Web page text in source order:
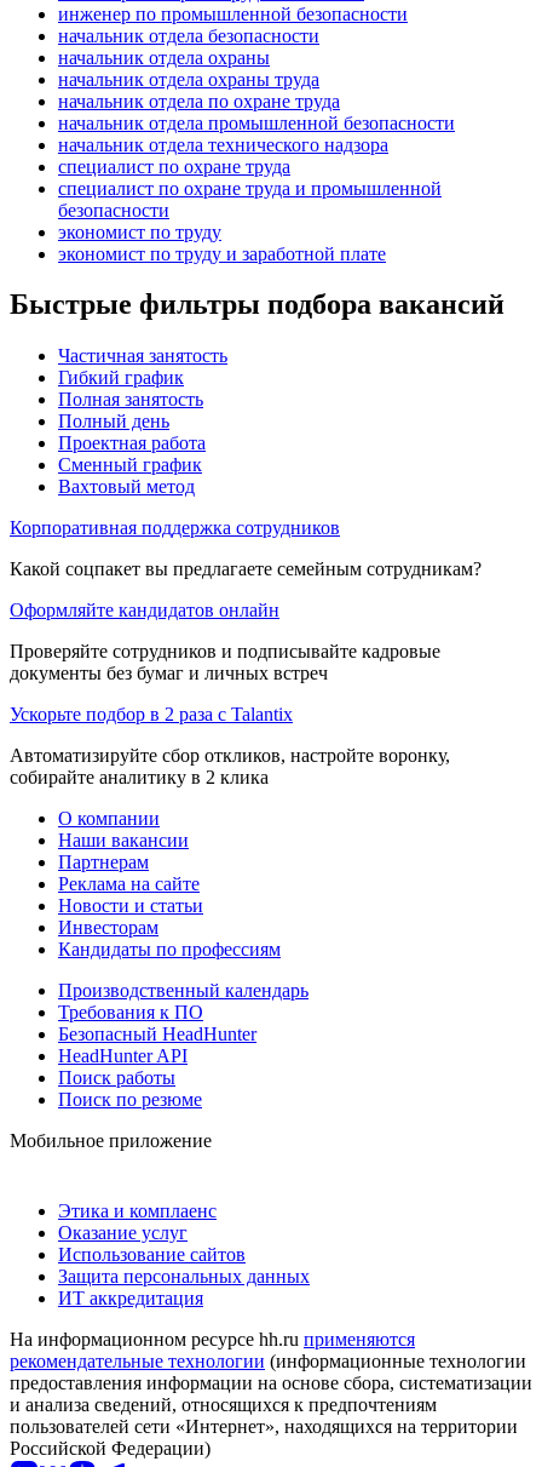
инженер по промышленной безопасности
начальник отдела безопасности
начальник отдела охраны
начальник отдела охраны труда
начальник отдела по охране труда
начальник отдела промышленной безопасности
начальник отдела технического надзора
специалист по охране труда
специалист по охране труда и промышленной
безопасности
экономист по труду
экономист по труду и заработной плате
Быстрые фильтры подбора вакансий
Частичная занятость
Гибкий график
Полная занятость
Полный день
Проектная работа
Сменный график
Вахтовый метод
Корпоративная поддержка сотрудников
Какой соцпакет вы предлагаете семейным сотрудникам?
Оформляйте кандидатов онлайн
Проверяйте сотрудников и подписывайте кадровые
документы без бумаг и личных встреч
Ускорьте подбор в 2 раза с Talantix
Автоматизируйте сбор откликов, настройте воронку,
собирайте аналитику в 2 клика
О компании
Наши вакансии
Партнерам
Реклама на сайте
Новости и статьи
Инвесторам
Кандидаты по профессиям
Производственный календарь
Требования к ПО
Безопасный HeadHunter
HeadHunter API
Поиск работы
Поиск по резюме
Мобильное приложение
Этика и комплаенс
Оказание услуг
Использование сайтов
Защита персональных данных
ИТ аккредитация
На информационном ресурсе hh.ru применяются
рекомендательные технологии (информационные технологии
предоставления информации на основе сбора, систематизации
и анализа сведений, относящихся к предпочтениям
пользователей сети «Интернет», находящихся на территории
Российской Федерации)